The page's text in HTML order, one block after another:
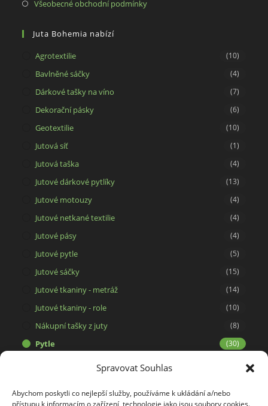
Spravovat Souhlas
Abychom poskytli co nejlepší služby, používáme k ukládání a/nebo
přístupu k informacím o zařízení, technologie jako jsou soubory cookies.
tab
new
Všeobecné obchodní podmínkyOpens
Juta Bohemia nabízí
Agrotextilie (10)
Bavlněné sáčky (4)
Dárkové tašky na víno (7)
Dekorační pásky (6)
Geotextilie (10)
Jutová síť (1)
Jutová taška (4)
Jutové dárkové pytlíky (13)
Jutové motouzy (4)
Jutové netkané textilie (4)
Jutové pásy (4)
Jutové pytle (5)
Jutové sáčky (15)
Jutové tkaniny - metráž (14)
Jutové tkaniny - role (10)
Nákupní tašky z juty (8)
Pytle (30)
Svíčky ze 100% včelího vosku (15)